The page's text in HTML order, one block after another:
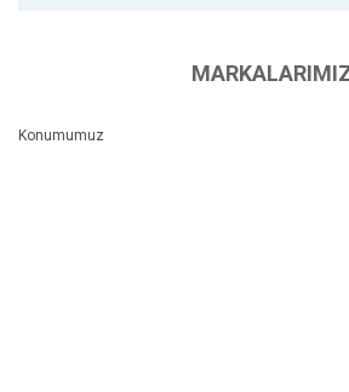
Konumumuz